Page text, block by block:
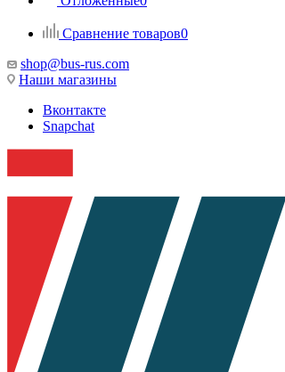
Сравнение товаров0
shop@bus-rus.com
Наши магазины
Вконтакте
Snapchat